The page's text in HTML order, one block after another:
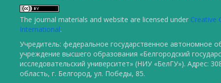
The journal materials and website are licensed under Creative
International.
Учредитель: федеральное государственное автономное
учреждение высшего образования «Белгородский
исследовательский университет» (НИУ «БелГУ»). Адрес:
область, г. Белгород, ул. Победы, 85.